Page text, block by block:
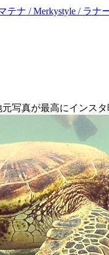
テナ / Merkystyle / ラ
写真が最高にインスタ